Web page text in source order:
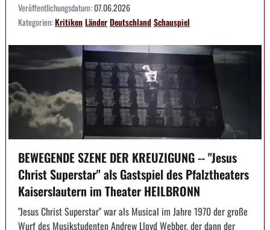
Veröffentlichungsdatum:07.06.2026
Kategorien:KritikenLänderDeutschlandSchauspiel
BEWEGENDE SZENE DER KREUZIGUNG -- "Jesus
Christ Superstar" als Gastspiel des Pfalztheaters
Kaiserslautern im Theater HEILBRONN
"Jesus Christ Superstar" war als Musical im Jahre 1970 der große
Wurf des Musikstudenten Andrew Lloyd Webber, der dann der